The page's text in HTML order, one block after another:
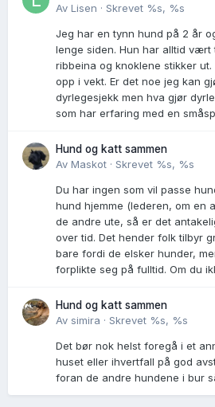
Av Lisen · Skrevet %s, %s
Jeg har en tynn hund på 2 år
lenge siden. Hun har alltid
ribbeina og knoklene stikker
opp i vekt. Er det noe jeg kan
dyrlegesjekk men hva gjør
som har erfaring med en
Hund og katt sammen
Av Maskot · Skrevet %s, %s
Du har ingen som vil passe
hund hjemme (lederen, om en
de andre ute, så er det
over tid. Det hender folk tilbyr
bare fordi de elsker hunder,
forplikte seg på fulltid. Om du
Hund og katt sammen
Av simira · Skrevet %s, %s
Det bør nok helst foregå i et
huset eller ihvertfall på god
foran de andre hundene i bur